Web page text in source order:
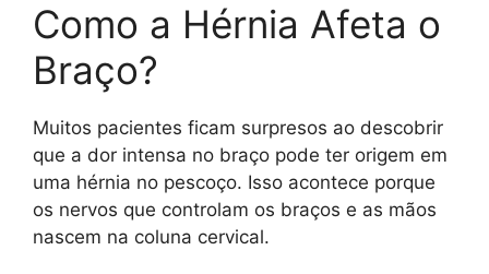
Como a Hérnia Afeta o
Braço?
Muitos pacientes ficam surpresos ao descobrir
que a dor intensa no braço pode ter origem em
uma hérnia no pescoço. Isso acontece porque
os nervos que controlam os braços e as mãos
nascem na coluna cervical.